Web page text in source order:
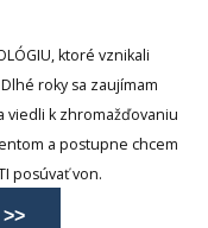
ktoré vznikali
roky sa zaujímam
viedli k zhromažďovaniu
a postupne chcem
posúvať von.